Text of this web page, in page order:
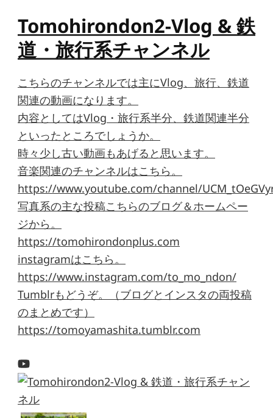
Tomohirondon2-Vlog & 鉄
道・旅行系チャンネル
こちらのチャンネルでは主にVlog、旅行、鉄道
関連の動画になります。
内容としてはVlog・旅行系半分、鉄道関連半分
といったところでしょうか。
時々少し古い動画もあげると思います。
音楽関連のチャンネルはこちら。
https://www.youtube.com/channel/
写真系の主な投稿こちらのブログ＆ホームペー
ジから。
https://tomohirondonplus.com
instagramはこちら。
https://www.instagram.com/to_mo_ndon/
Tumblrもどうぞ。（ブログとインスタの両投稿
のまとめです）
https://tomoyamashita.tumblr.com